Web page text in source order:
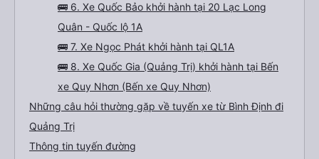
🚌 6. Xe Quốc Bảo khởi hành tại 20 Lạc Long
Quân - Quốc lộ 1A
🚌 7. Xe Ngọc Phát khởi hành tại QL1A
🚌 8. Xe Quốc Gia (Quảng Trị) khởi hành tại Bến
xe Quy Nhơn (Bến xe Quy Nhơn)
Những câu hỏi thường gặp về tuyến xe từ Bình Định đi
Quảng Trị
Thông tin tuyến đường